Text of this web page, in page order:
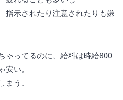
指示されたり注意されたりも嫌
ゃってるのに、給料は時給800
安い。
まう。